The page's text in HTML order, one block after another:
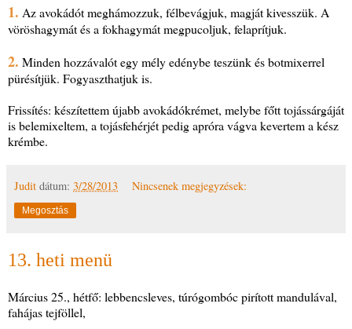
1. Az avokádót meghámozzuk, félbevágjuk, magját kivesszük. A
vöröshagymát és a fokhagymát megpucoljuk, felaprítjuk.
2. Minden hozzávalót egy mély edénybe teszünk és botmixerrel
pürésítjük. Fogyaszthatjuk is.
Frissítés: készítettem újabb avokádókrémet, melybe főtt tojássárgáját
is belemixeltem, a tojásfehérjét pedig apróra vágva kevertem a kész
krémbe.
Judit dátum: 3/28/2013 Nincsenek megjegyzések:
Megosztás
13. heti menü
Március 25., hétfő: lebbencsleves, túrógombóc pirított mandulával,
fahájas tejföllel,